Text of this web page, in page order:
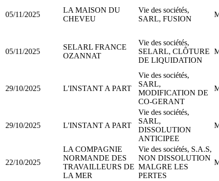
05/11/2025
LA MAISON DU
CHEVEU
Vie des sociétés,
SARL, FUSION
05/11/2025
SELARL FRANCE
OZANNAT
Vie des sociétés,
SELARL, CLÔTURE
DE LIQUIDATION
29/10/2025 L'INSTANT A PART
Vie des sociétés,
SARL,
MODIFICATION DE
CO-GERANT
29/10/2025 L'INSTANT A PART
Vie des sociétés,
SARL,
DISSOLUTION
ANTICIPEE
22/10/2025
LA COMPAGNIE
NORMANDE DES
TRAVAILLEURS DE
LA MER
Vie des sociétés, S.A.S,
NON DISSOLUTION
MALGRE LES
PERTES